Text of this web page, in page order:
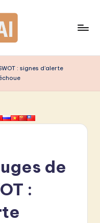
: signes d’alerte
de
: